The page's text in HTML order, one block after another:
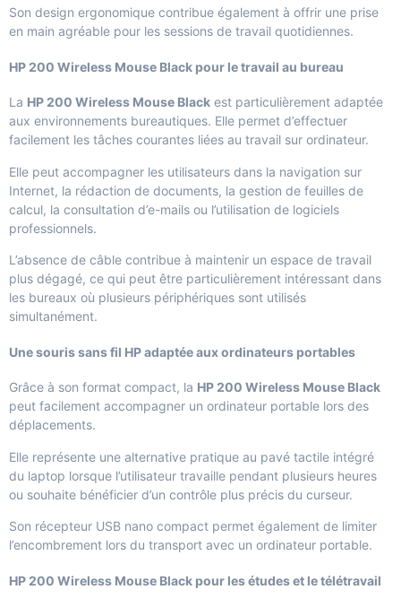
Son design ergonomique contribue également à offrir une prise
en main agréable pour les sessions de travail quotidiennes.
HP 200 Wireless Mouse Black pour le travail au bureau
La HP 200 Wireless Mouse Black est particulièrement adaptée
aux environnements bureautiques. Elle permet d’effectuer
facilement les tâches courantes liées au travail sur ordinateur.
Elle peut accompagner les utilisateurs dans la navigation sur
Internet, la rédaction de documents, la gestion de feuilles de
calcul, la consultation d’e-mails ou l’utilisation de logiciels
professionnels.
L’absence de câble contribue à maintenir un espace de travail
plus dégagé, ce qui peut être particulièrement intéressant dans
les bureaux où plusieurs périphériques sont utilisés
simultanément.
Une souris sans fil HP adaptée aux ordinateurs portables
Grâce à son format compact, la HP 200 Wireless Mouse Black
peut facilement accompagner un ordinateur portable lors des
déplacements.
Elle représente une alternative pratique au pavé tactile intégré
du laptop lorsque l’utilisateur travaille pendant plusieurs heures
ou souhaite bénéficier d’un contrôle plus précis du curseur.
Son récepteur USB nano compact permet également de limiter
l’encombrement lors du transport avec un ordinateur portable.
HP 200 Wireless Mouse Black pour les études et le télétravail